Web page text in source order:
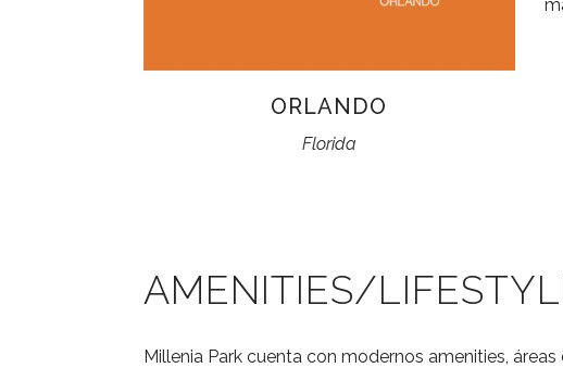
ORLANDO
Florida
AMENITIES/
Millenia Park cuenta con modernos amenities, áreas